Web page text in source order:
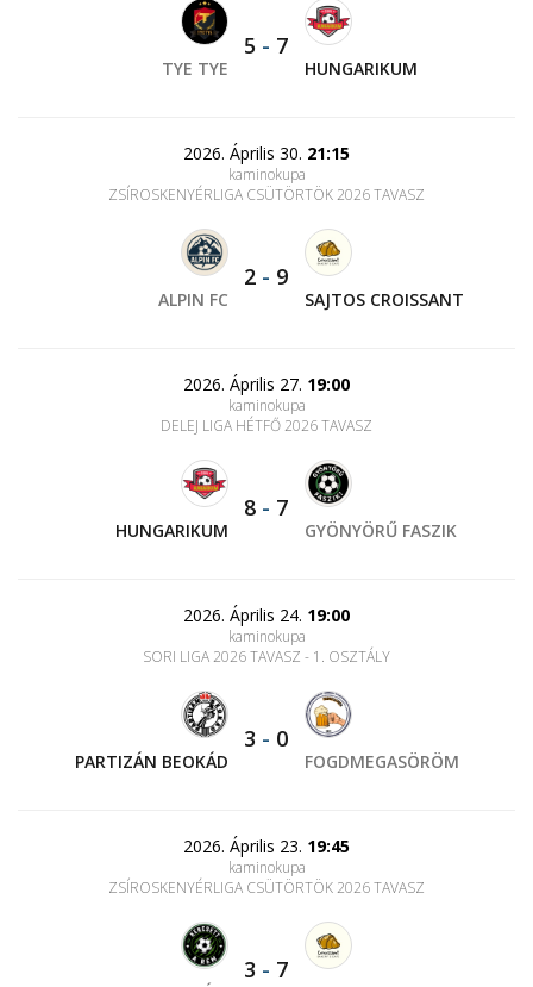
TYE TYE
5 - 7
HUNGARIKUM
2026. Április 30. 21:15
kaminokupa
ZSÍROSKENYÉRLIGA CSÜTÖRTÖK 2026 TAVASZ
ALPIN FC
2 - 9
SAJTOS CROISSANT
2026. Április 27. 19:00
kaminokupa
DELEJ LIGA HÉTFŐ 2026 TAVASZ
HUNGARIKUM
8 - 7
GYÖNYÖRŰ FASZIK
2026. Április 24. 19:00
kaminokupa
SORI LIGA 2026 TAVASZ - 1. OSZTÁLY
PARTIZÁN BEOKÁD
3 - 0
FOGDMEGASÖRÖM
2026. Április 23. 19:45
kaminokupa
ZSÍROSKENYÉRLIGA CSÜTÖRTÖK 2026 TAVASZ
3 - 7